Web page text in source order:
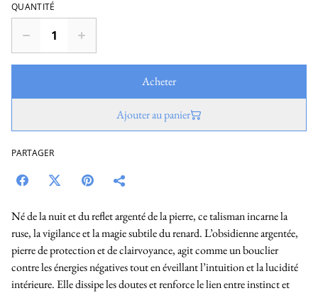
QUANTITÉ
Acheter
Ajouter au panier
PARTAGER
Né de la nuit et du reflet argenté de la pierre, ce talisman incarne la
ruse, la vigilance et la magie subtile du renard. L’obsidienne argentée,
pierre de protection et de clairvoyance, agit comme un bouclier
contre les énergies négatives tout en éveillant l’intuition et la lucidité
intérieure. Elle dissipe les doutes et renforce le lien entre instinct et